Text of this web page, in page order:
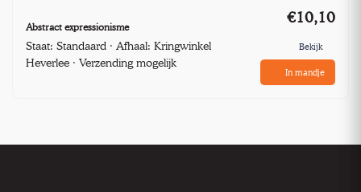
Abstract expressionisme
Staat: Standaard · Afhaal: Kringwinkel
Heverlee · Verzending mogelijk
€10,10
Bekijk
In mandje